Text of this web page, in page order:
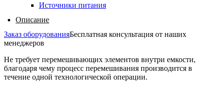
Источники питания
Описание
Заказ оборудованияБесплатная консультация от наших
менеджеров
Не требует перемешивающих элементов внутри емкости,
благодаря чему процесс перемешивания производится в
течение одной технологической операции.